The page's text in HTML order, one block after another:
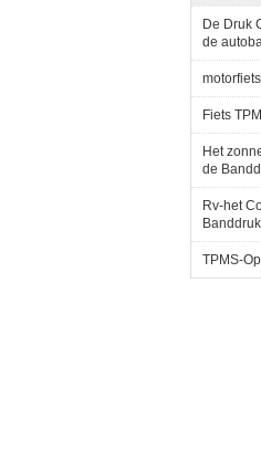
De Druk
de
Fiets
Het
de
Rv-het
Banddruk
TPMS-